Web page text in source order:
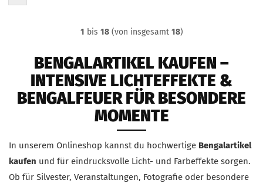
1 bis 18(von insgesamt 18)
BENGALARTIKEL KAUFEN –
INTENSIVE LICHTEFFEKTE &
BENGALFEUER FÜR BESONDERE
MOMENTE
In unserem Onlineshop kannst du hochwertige Bengalartikel
kaufen und für eindrucksvolle Licht- und Farbeffekte sorgen.
Ob für Silvester, Veranstaltungen, Fotografie oder besondere